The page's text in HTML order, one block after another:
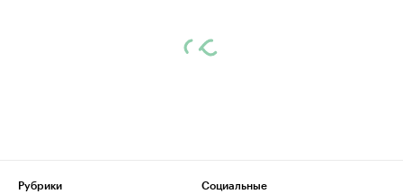
Рубрики
Социальные